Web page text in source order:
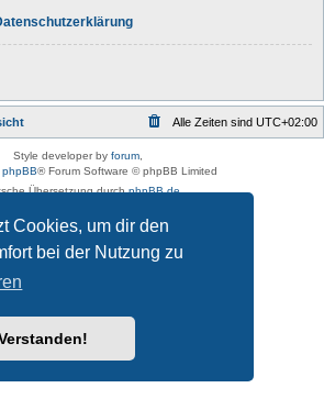
Cookies, um dir den
bei der Nutzung zu
Alle Zeiten sind UTC+02:00
Style developer by forum
phpBB® Forum Software © phpBB Limited
Übersetzung durchphpBB.de